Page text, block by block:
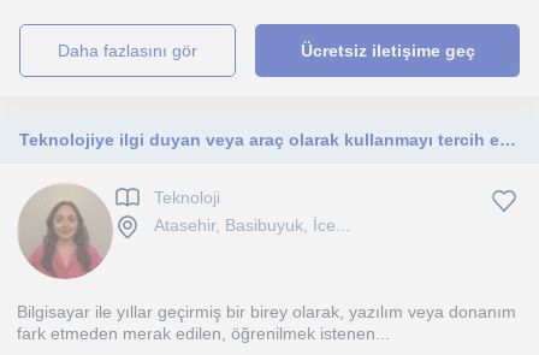
daha fazlasını gör Ücretsiz iletişime geç
Teknolojiye ilgi duyan veya araç olarak kullanmayı tercih eden herkese hitaben
Teknoloji
Atasehir, Basibuyuk, İce...
Bilgisayar ile yıllar geçirmiş bir birey olarak, yazılım veya donanım
fark etmeden merak edilen, öğrenilmek istenen...